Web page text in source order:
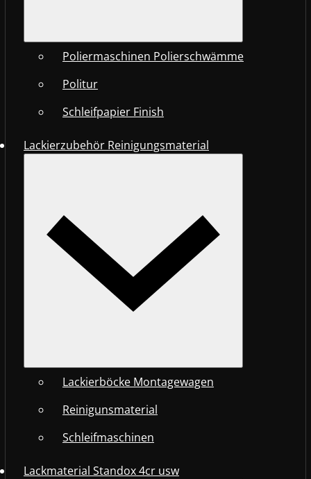
Poliermaschinen Polierschwämme
Politur
Schleifpapier Finish
Lackierzubehör Reinigungsmaterial
Lackierböcke Montagewagen
Reinigunsmaterial
Schleifmaschinen
Lackmaterial Standox 4cr usw